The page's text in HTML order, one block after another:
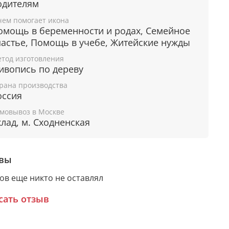
семьи, сохранение мира и гармонии в
от семейных проблем.
детей и близких.
здорового потомства.
в сложных жизненных
в учебе.
от негативных мыслей, прощение
подлинности
живописному образу прикладывается
помогает икона
в беременности и родах, Семейное
Помощь в учебе, Житейские нужды
изготовления
по дереву
производства
в Москве
м. Сходненская
еще никто не оставлял
отзыв